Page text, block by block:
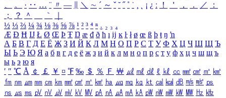
、
。 · ‥ … ¨ 〃 ― ＼ ∼ ´ ～ ˇ ˘ ˝ ˚ ˙ ¸ ¡ ¿ ː ！ ＇ ， ． ／
：
；
？ ＾ ｀
½ ⅓ ⅔ ¼ ¾ ⅛ ⅜ ⅝ ⅞ ¹ ² ³ ⁴ ⁿ ₁ ₂ ₃ ₄
Æ Ð Ħ Ĳ Ł Ø Œ Þ Ŧ Ŋ æ đ ð ħ ı ĳ ĸ ŀ ł ø œ ß þ ŧ ŋ ŉ
А Б В Г Д Е Ё Ж З И Й К Л М Н О П Р С Т У Ф Х Ц Ч Ш Щ Ъ
Ы Ь Э Ю Я а б в г д е ё ж з и й к л м н о п р с т у ф х ц ч ш щ ъ
ы ь э ю я
′ ″ ℃ Å ￠ ￡ ￥ ¤ ℉ ‰ ＄ ％ Ｆ ￦ ㎕ ㎖ ㎗ ℓ ㎘ ㏄ ㎣ ㎤ ㎥ ㎦
㎙ ㎚ ㎛ ㎜ ㎝ ㎞ ㎟ ㎠ ㎡ ㎢ ㏊ ㎍ ㎎ ㎏ ㏏ ㎈ ㎉ ㏈ ㎧ ㎨ ㎰
㎱ ㎲ ㎳ ㎴ ㎵ ㎶ ㎷ ㎸ ㎹ ㎀ ㎁ ㎂ ㎃ ㎄ ㎺ ㎻ ㎽ ㎾ ㎿ ㎐ ㎑